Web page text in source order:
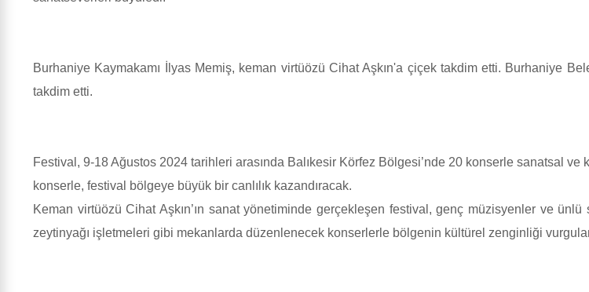
Burhaniye Kaymakamı İlyas Memiş, keman virtüözü Cihat Aşkın'a çiçek takdim etti. Burhaniye
takdim etti.
Festival, 9-18 Ağustos 2024 tarihleri arasında Balıkesir Körfez Bölgesi’nde 20 konserle sanatsal
konserle, festival bölgeye büyük bir canlılık kazandıracak.
Keman virtüözü Cihat Aşkın’ın sanat yönetiminde gerçekleşen festival, genç müzisyenler ve ünlü
zeytinyağı işletmeleri gibi mekanlarda düzenlenecek konserlerle bölgenin kültürel zenginliği